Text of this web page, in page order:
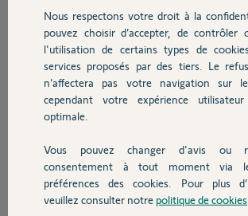
Chauffage
Autres produits
Devis avec un pro
Contact
Merci,pour votre retour
Bien cordialement
karen V.
il y a plus d'un an
Participer au fil de
Réponses
Nous respectons votre droit à la
pouvez choisir d’accepter, de contrôler
l'utilisation de certains types de
services proposés par des tiers. Le
n’affectera pas votre navigation sur
cependant votre expérience
optimale.
Vous pouvez changer d'avis ou
consentement à tout moment via
préférences des cookies. Pour plus
veuillez consulter notre politique de cookies